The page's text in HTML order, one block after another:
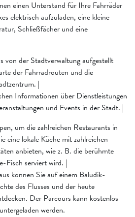
einen Unterstand für Ihre Fahrräder
elektrisch aufzuladen, eine kleine
Schließfächer und eine
von der Stadtverwaltung aufgestellt
der Fahrradrouten und die
|
Informationen über Dienstleistungen
und Events in der Stadt. |
um die zahlreichen Restaurants in
eine lokale Küche mit zahlreichen
anbieten, wie z. B. die berühmte
Fisch serviert wird. |
können Sie auf einem Baludik-
des Flusses und der heute
Der Parcours kann kostenlos
werden.